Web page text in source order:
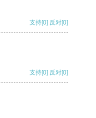
支持[0] 反对[0]
支持[0] 反对[0]